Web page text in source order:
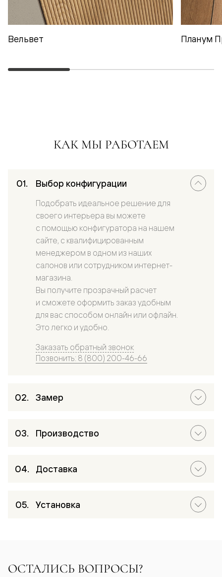
Вельвет Планум
КАК МЫ РАБОТАЕМ
Выбор конфигурации
Подобрать идеальное решение для
своего интерьера вы можете
с помощью конфигуратора на нашем
сайте, с квалифицированным
менеджером в одном из наших
салонов или сотрудником интернет-
магазина.
Вы получите прозрачный расчет
и сможете оформить заказ удобным
для вас способом онлайн или офлайн.
Это легко и удобно.
Заказать обратный звонок
Позвонить: 8 (800) 200-46-66
Замер
Производство
Доставка
Установка
ОСТАЛИСЬ ВОПРОСЫ?